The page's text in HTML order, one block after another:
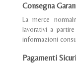
Consegna
La merce
lavorativi a
informazioni
Pagamenti Sicuri